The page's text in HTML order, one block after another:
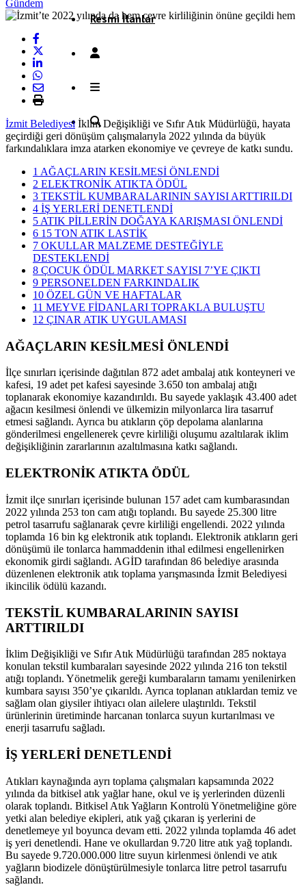
Resmi İlanlar
Gündem
İzmit Belediyesi İklim Değişikliği ve Sıfır Atık Müdürlüğü, hayata
geçirdiği geri dönüşüm çalışmalarıyla 2022 yılında da büyük
farkındalıklara imza atarken ekonomiye ve çevreye de katkı sundu.
1 AĞAÇLARIN KESİLMESİ ÖNLENDİ
2 ELEKTRONİK ATIKTA ÖDÜL
3 TEKSTİL KUMBARALARININ SAYISI ARTTIRILDI
4 İŞ YERLERİ DENETLENDİ
5 ATIK PİLLERİN DOĞAYA KARIŞMASI ÖNLENDİ
6 15 TON ATIK LASTİK
7 OKULLAR MALZEME DESTEĞİYLE
DESTEKLENDİ
8 ÇOCUK ÖDÜL MARKET SAYISI 7’YE ÇIKTI
9 PERSONELDEN FARKINDALIK
10 ÖZEL GÜN VE HAFTALAR
11 MEYVE FİDANLARI TOPRAKLA BULUŞTU
12 ÇINAR ATIK UYGULAMASI
AĞAÇLARIN KESİLMESİ ÖNLENDİ
İlçe sınırları içerisinde dağıtılan 872 adet ambalaj atık konteyneri ve
kafesi, 19 adet pet kafesi sayesinde 3.650 ton ambalaj atığı
toplanarak ekonomiye kazandırıldı. Bu sayede yaklaşık 43.400 adet
ağacın kesilmesi önlendi ve ülkemizin milyonlarca lira tasarruf
etmesi sağlandı. Ayrıca bu atıkların çöp depolama alanlarına
gönderilmesi engellenerek çevre kirliliği oluşumu azaltılarak iklim
değişikliğinin zararlarının azaltılmasına katkı sağlandı.
ELEKTRONİK ATIKTA ÖDÜL
İzmit ilçe sınırları içerisinde bulunan 157 adet cam kumbarasından
2022 yılında 253 ton cam atığı toplandı. Bu sayede 25.300 litre
petrol tasarrufu sağlanarak çevre kirliliği engellendi. 2022 yılında
toplamda 16 bin kg elektronik atık toplandı. Elektronik atıkların geri
dönüşümü ile tonlarca hammaddenin ithal edilmesi engellenirken
ekonomik girdi sağlandı. AGİD tarafından 86 belediye arasında
düzenlenen elektronik atık toplama yarışmasında İzmit Belediyesi
ikincilik ödülü kazandı.
TEKSTİL KUMBARALARININ SAYISI
ARTTIRILDI
İklim Değişikliği ve Sıfır Atık Müdürlüğü tarafından 285 noktaya
konulan tekstil kumbaraları sayesinde 2022 yılında 216 ton tekstil
atığı toplandı. Yönetmelik gereği kumbaraların tamamı yenilenirken
kumbara sayısı 350’ye çıkarıldı. Ayrıca toplanan atıklardan temiz ve
sağlam olan giysiler ihtiyacı olan ailelere ulaştırıldı. Tekstil
ürünlerinin üretiminde harcanan tonlarca suyun kurtarılması ve
enerji tasarrufu sağladı.
İŞ YERLERİ DENETLENDİ
Atıkları kaynağında ayrı toplama çalışmaları kapsamında 2022
yılında da bitkisel atık yağlar hane, okul ve iş yerlerinden düzenli
olarak toplandı. Bitkisel Atık Yağların Kontrolü Yönetmeliğine göre
yetki alan belediye ekipleri, atık yağ çıkaran iş yerlerini de
denetlemeye yıl boyunca devam etti. 2022 yılında toplamda 46 adet
iş yeri denetlendi. Hane ve okullardan 9.720 litre atık yağ toplandı.
Bu sayede 9.720.000.000 litre suyun kirlenmesi önlendi ve atık
yağların biodizele dönüştürülmesiyle tonlarca litre petrol tasarrufu
sağlandı.